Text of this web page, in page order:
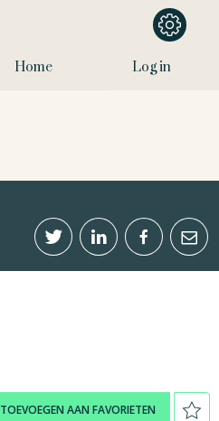
Home Log in
TOEVOEGEN AAN FAVORIETEN